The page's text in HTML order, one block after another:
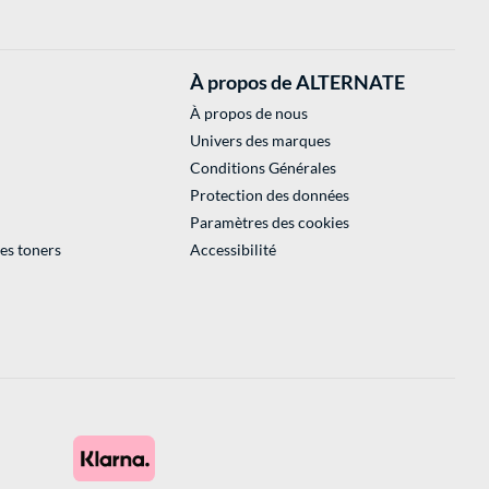
toners
À propos de ALTERNATE
À propos de nous
Univers des marques
Conditions Générales
Protection des données
Paramètres des cookies
Accessibilité